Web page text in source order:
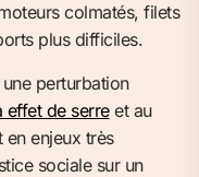
colmatés, filets
plus difficiles.
perturbation
effet de serreet au
enjeux très
sociale sur un